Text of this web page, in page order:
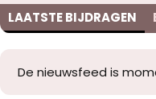
LAATSTE BIJDRAGEN
De nieuwsfeed is